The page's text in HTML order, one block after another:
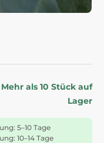
Mehr als 10 Stück auf
Lager
5–10 Tage
10–14 Tage